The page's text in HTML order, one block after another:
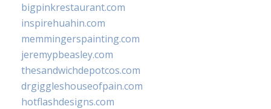
bigpinkrestaurant.com
inspirehuahin.com
memmingerspainting.com
jeremypbeasley.com
thesandwichdepotcos.com
drgiggleshouseofpain.com
hotflashdesigns.com